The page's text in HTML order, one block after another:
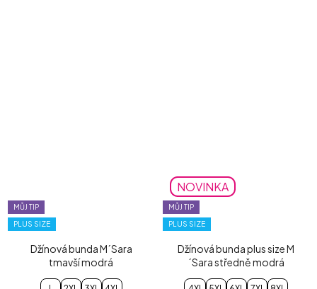
MŮJ TIP
PLUS SIZE
Džínová bunda M´Sara
tmavší modrá
NOVINKA
MŮJ TIP
PLUS SIZE
Džínová bunda plus size M
´Sara středně modrá